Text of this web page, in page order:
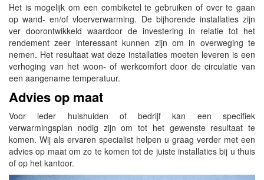
Het is mogelijk om een combiketel te gebruiken of over te gaan
op wand- en/of vloerverwarming. De bijhorende installaties zijn
ver doorontwikkeld waardoor de investering in relatie tot het
rendement zeer interessant kunnen zijn om in overweging te
nemen. Het resultaat wat deze installaties moeten leveren is een
verhoging van het woon- of werkcomfort door de circulatie van
een aangename temperatuur.
Advies op maat
Voor ieder huishuiden of bedrijf kan een specifiek
verwarmingsplan nodig zijn om tot het gewenste resultaat te
komen. Wij als ervaren specialist helpen u graag verder met een
advies op maat om zo te komen tot de juiste installaties bij u thuis
of op het kantoor.